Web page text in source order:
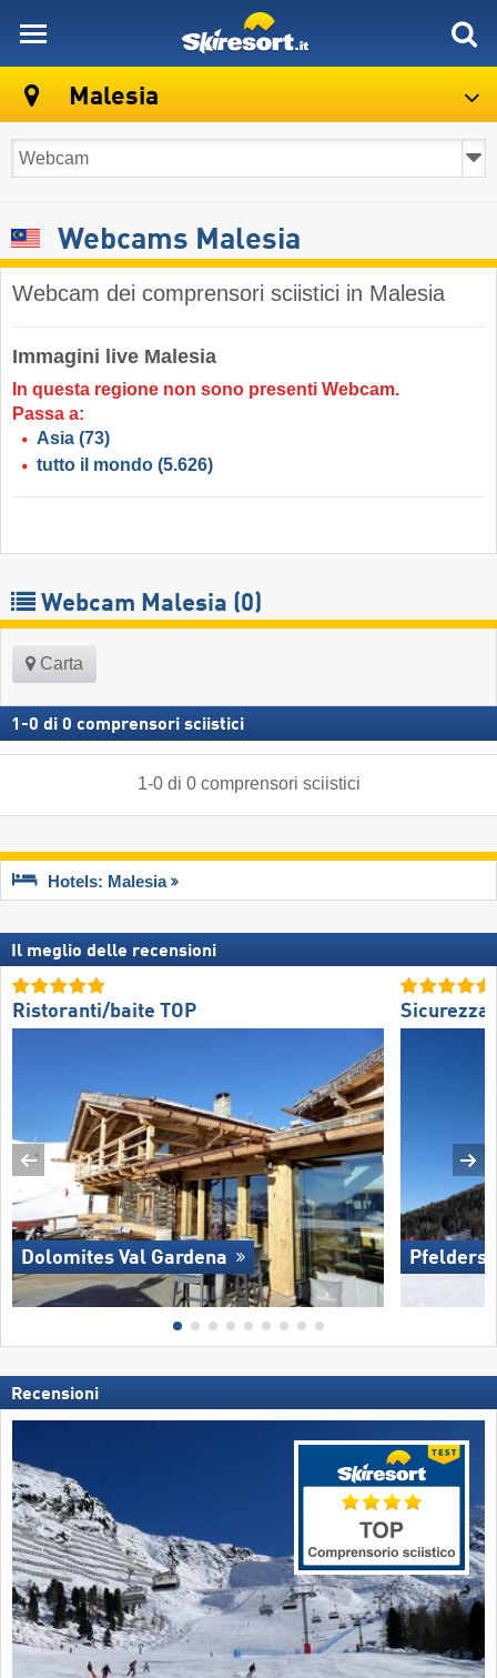
Malesia
Webcams Malesia
Webcam dei comprensori sciistici in Malesia
Immagini live Malesia
In questa regione non sono presenti Webcam.
Passa a:
Asia (73)
tutto il mondo (5.626)
Webcam Malesia (0)
Carta
1 -0 di 0 comprensori sciistici
1-0di 0 comprensori sciistici
Hotels: Malesia
Il meglio delle recensioni
Ristoranti/baite TOP
Dolomites Val Gardena
Sicurezza
Pfelders
Recensioni